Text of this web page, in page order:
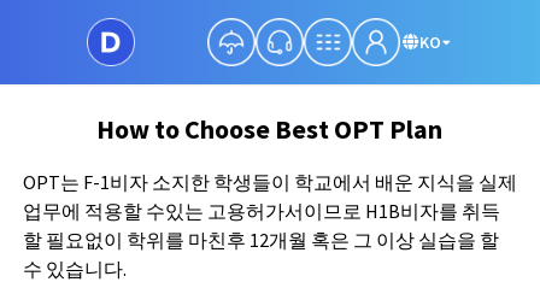
KO
How to Choose Best OPT Plan
OPT는 F-1비자 소지한 학생들이 학교에서 배운 지식을 실제
업무에 적용할 수있는 고용허가서이므로 H1B비자를 취득
할 필요없이 학위를 마친후 12개월 혹은 그 이상 실습을 할
수 있습니다.